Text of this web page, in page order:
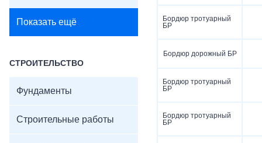
Показать ещё
СТРОИТЕЛЬСТВО
Фундаменты
Строительные работы
Бордюр тротуарный
БР
Бордюр дорожный БР
Бордюр тротуарный
БР
Бордюр тротуарный
БР